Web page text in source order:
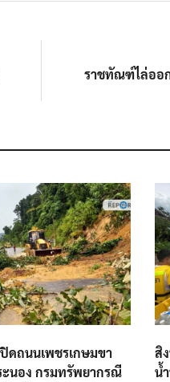
ราชทัณฑ์ไล่ออ
ดถนนเพชรเกษมขา
ะนอง กรมทรัพยากรณี
สิ
น้